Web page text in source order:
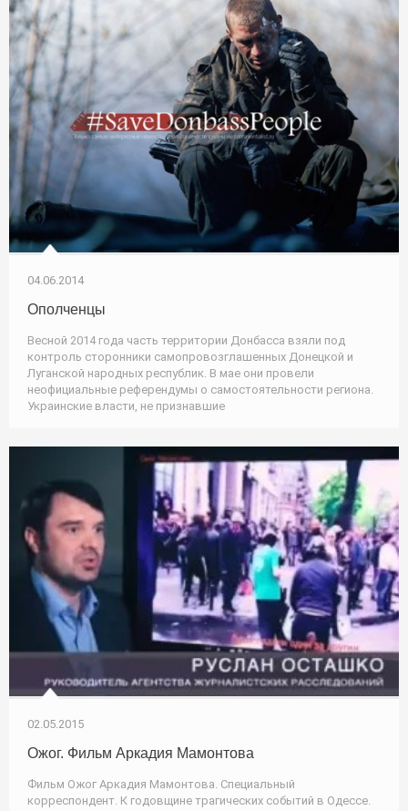
04.06.2014
Ополченцы
Весной 2014 года часть территории Донбасса взяли под
контроль сторонники самопровозглашенных Донецкой и
Луганской народных республик. В мае они провели
неофициальные референдумы о самостоятельности региона.
Украинские власти, не признавшие
02.05.2015
Ожог. Фильм Аркадия Мамонтова
Фильм Ожог Аркадия Мамонтова. Специальный
корреспондент. К годовщине трагических событий в Одессе.